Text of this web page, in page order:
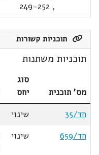
,
249-252
תוכניות קשורות
תוכניות משתנות
מס' תוכנית
סוג
יחס
חד/35
שינוי
חד/659
שינוי